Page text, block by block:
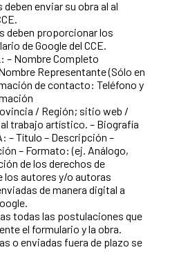
enviar su obra al al
deben proporcionar los
de Google del CCE.
– Nombre Completo
Representante (Sólo en
de contacto: Teléfono y
/ Región; sitio web /
trabajo artístico. – Biografía
– Título – Descripción –
– Formato: (ej. Análogo,
de los derechos de
los autores y/o autoras
de manera digital a
todas las postulaciones que
el formulario y la obra.
o enviadas fuera de plazo se